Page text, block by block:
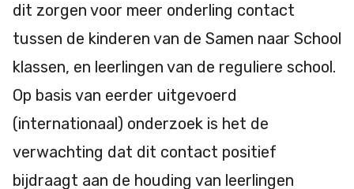
dit zorgen voor meer onderling contact
tussen de kinderen van de Samen naar School
klassen, en leerlingen van de reguliere school.
Op basis van eerder uitgevoerd
(internationaal) onderzoek is het de
verwachting dat dit contact positief
bijdraagt aan de houding van leerlingen